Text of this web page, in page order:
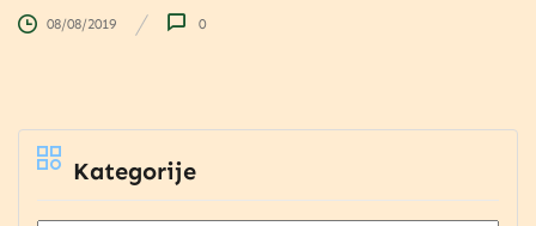
Kategorije
08/08/2019 0